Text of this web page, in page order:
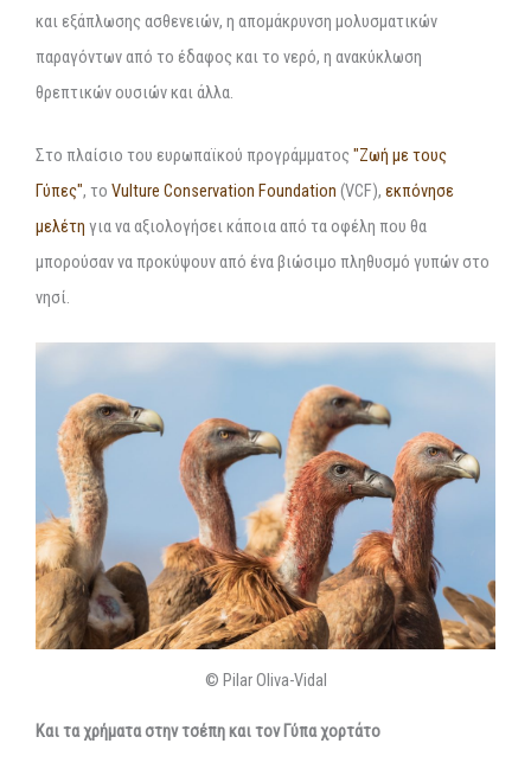
και εξάπλωσης ασθενειών, η απομάκρυνση μολυσματικών
παραγόντων από το έδαφος και το νερό, η ανακύκλωση
θρεπτικών ουσιών και άλλα.
Στο πλαίσιο του ευρωπαϊκού προγράμματος "Ζωή με τους
Γύπες", το Vulture Conservation Foundation (VCF), εκπόνησε
μελέτη για να αξιολογήσει κάποια από τα οφέλη που θα
μπορούσαν να προκύψουν από ένα βιώσιμο πληθυσμό γυπών στο
νησί.
© Pilar Oliva-Vidal
Και τα χρήματα στην τσέπη και τον Γύπα χορτάτο